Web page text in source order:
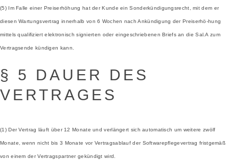
(5) Im Falle einer Preiserhöhung hat der Kunde ein Sonderkündigungsrecht, mit dem er
diesen Wartungsvertrag innerhalb von 6 Wochen nach Ankündigung der Preiserhö-hung
mittels qualifiziert elektronisch signierten oder eingeschriebenen Briefs an die Sal.A zum
Vertragsende kündigen kann.
§ 5 DAUER DES
VERTRAGES
(1) Der Vertrag läuft über 12 Monate und verlängert sich automatisch um weitere zwölf
Monate, wenn nicht bis 3 Monate vor Vertragsablauf der Softwarepflegevertrag fristgemäß
von einem der Vertragspartner gekündigt wird.